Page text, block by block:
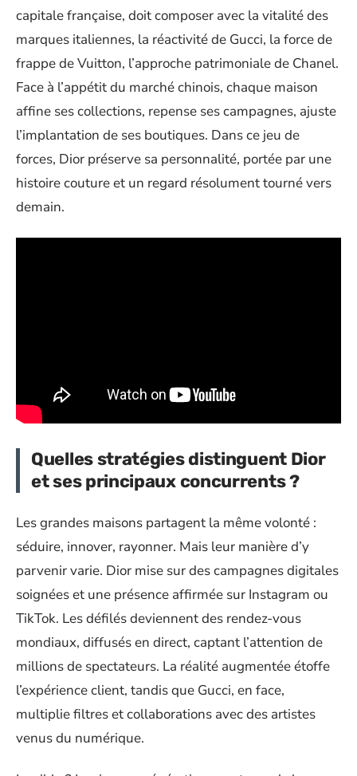
capitale française, doit composer avec la vitalité des
marques italiennes, la réactivité de Gucci, la force de
frappe de Vuitton, l’approche patrimoniale de Chanel.
Face à l’appétit du marché chinois, chaque maison
affine ses collections, repense ses campagnes, ajuste
l’implantation de ses boutiques. Dans ce jeu de
forces, Dior préserve sa personnalité, portée par une
histoire couture et un regard résolument tourné vers
demain.
Quelles stratégies distinguent Dior
et ses principaux concurrents ?
Les grandes maisons partagent la même volonté :
séduire, innover, rayonner. Mais leur manière d’y
parvenir varie. Dior mise sur des campagnes digitales
soignées et une présence affirmée sur Instagram ou
TikTok. Les défilés deviennent des rendez-vous
mondiaux, diffusés en direct, captant l’attention de
millions de spectateurs. La réalité augmentée étoffe
l’expérience client, tandis que Gucci, en face,
multiplie filtres et collaborations avec des artistes
venus du numérique.